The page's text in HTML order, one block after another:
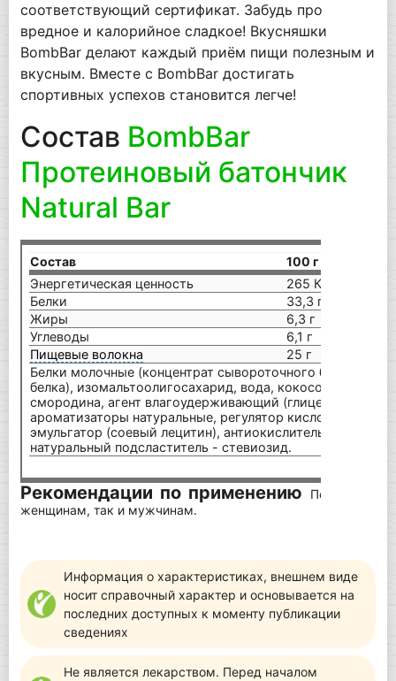
соответствующий сертификат. Забудь про
вредное и калорийное сладкое! Вкусняшки
BombBar делают каждый приём пищи полезным и
вкусным. Вместе с BombBar достигать
спортивных успехов становится легче!
Состав BombBar
Протеиновый батончик
Natural Bar
Состав
100 г
Энергетическая ценность
265 Ккал
Белки
33,3 г
Жиры
6,3 г
Углеводы
6,1 г
Пищевые волокна
25 г
Белки молочные (концентрат сывороточного белка,
белка), изомальтоолигосахарид, вода, кокосовое масло,
смородина, агент влагоудерживающий (глицерин,
ароматизаторы натуральные, регулятор кислотности -
эмульгатор (соевый лецитин), антиокислитель
натуральный подсластитель - стевиозид.
Рекомендации по применению
Подходит
женщинам, так и мужчинам.
Информация о характеристиках, внешнем виде
носит справочный характер и основывается на
последних доступных к моменту публикации
сведениях
Не является лекарством. Перед началом